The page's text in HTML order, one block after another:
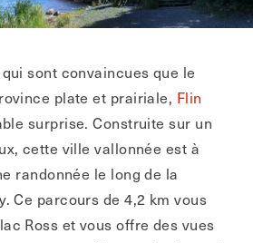
sont convaincues que le
plate et prairiale, Flin
surprise. Construite sur un
cette ville vallonnée est à
randonnée le long de la
Ce parcours de 4,2 km vous
Ross et vous offre des vues